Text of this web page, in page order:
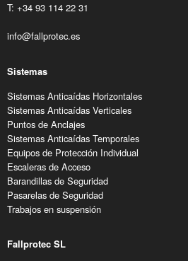
T: +34 93 114 22 31
info@fallprotec.es
Sistemas
Sistemas Anticaídas Horizontales
Sistemas Anticaídas Verticales
Puntos de Anclajes
Sistemas Anticaídas Temporales
Equipos de Protección Individual
Escaleras de Acceso
Barandillas de Seguridad
Pasarelas de Seguridad
Trabajos en suspensión
Fallprotec SL